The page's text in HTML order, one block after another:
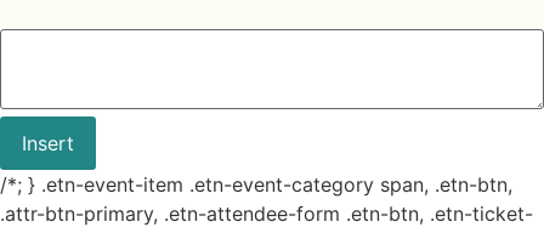
Insert
/*; } .etn-event-item .etn-event-category span, .etn-btn,
.attr-btn-primary, .etn-attendee-form .etn-btn, .etn-ticket-